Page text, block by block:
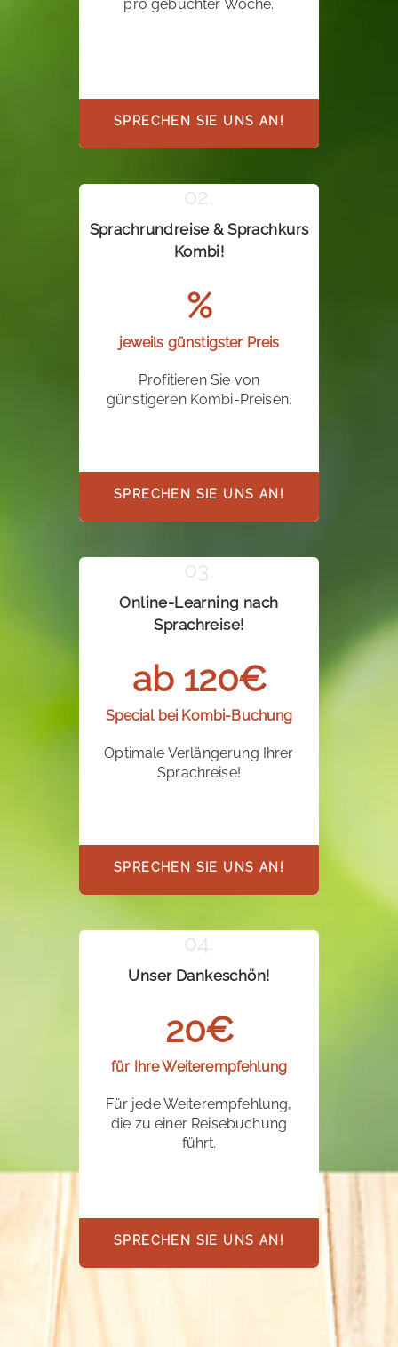
pro gebuchter Woche.
SPRECHEN SIE UNS AN!
Sprachrundreise & Sprachkurs
Kombi!
%
jeweils günstigster Preis
Profitieren Sie von
günstigeren Kombi-Preisen.
SPRECHEN SIE UNS AN!
Online-Learning nach
Sprachreise!
ab 120€
Special bei Kombi-Buchung
Optimale Verlängerung Ihrer
Sprachreise!
SPRECHEN SIE UNS AN!
Unser Dankeschön!
20€
für Ihre Weiterempfehlung
Für jede Weiterempfehlung,
die zu einer Reisebuchung
führt.
SPRECHEN SIE UNS AN!